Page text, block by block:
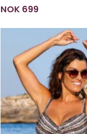
NOK 699